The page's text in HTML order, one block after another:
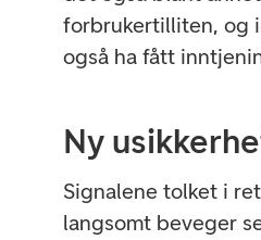
forbrukertilliten, og
også ha fått
Ny
Signalene tolket i
langsomt beveger